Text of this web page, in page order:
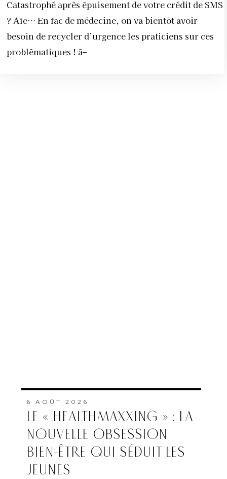
Catastrophé après épuisement de votre crédit de SMS
? Aïe… En fac de médecine, on va bientôt avoir
besoin de recycler d’urgence les praticiens sur ces
problématiques ! â–
6 AOÛT 2026
LE « HEALTHMAXXING » : LA
NOUVELLE OBSESSION
BIEN-ÊTRE QUI SÉDUIT LES
JEUNES